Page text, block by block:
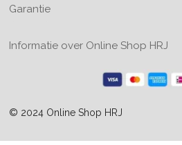
Garantie
Informatie over Online Shop HRJ
© 2024 Online Shop HRJ